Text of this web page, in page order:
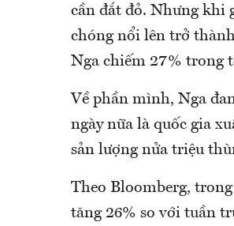
cần đắt đỏ. Nhưng khi
chóng nổi lên trở
Nga chiếm 27% trong
Về phần mình, Nga
ngày nữa là quốc gia
sản lượng nửa triệu
Theo Bloomberg,
tăng 26% so với tuần